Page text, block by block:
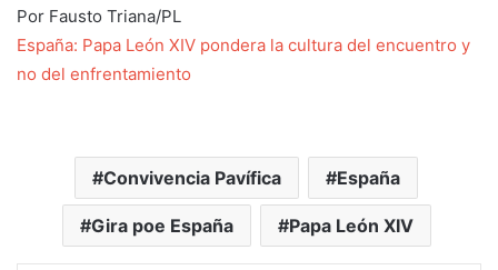
Por Fausto Triana/PL
España: Papa León XIV pondera la cultura del encuentro y
no del enfrentamiento
Convivencia Pavífica España
Gira poe España Papa León XIV